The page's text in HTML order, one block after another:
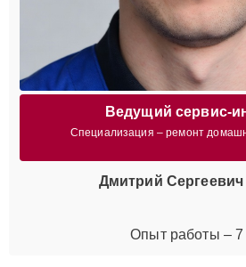
Ведущий сервис-
Специализация – ремонт
Дмитрий
Опыт работы – 7